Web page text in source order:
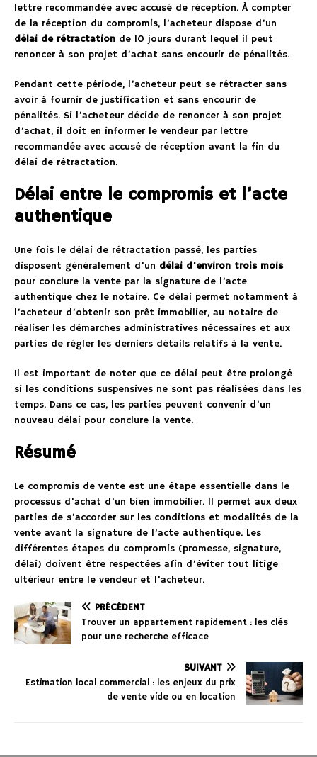
lettre recommandée avec accusé de réception. À compter
de la réception du compromis, l’acheteur dispose d’un
délai de rétractation de 10 jours durant lequel il peut
renoncer à son projet d’achat sans encourir de pénalités.
Pendant cette période, l’acheteur peut se rétracter sans
avoir à fournir de justification et sans encourir de
pénalités. Si l’acheteur décide de renoncer à son projet
d’achat, il doit en informer le vendeur par lettre
recommandée avec accusé de réception avant la fin du
délai de rétractation.
Délai entre le compromis et l’acte
authentique
Une fois le délai de rétractation passé, les parties
disposent généralement d’un délai d’environ trois mois
pour conclure la vente par la signature de l’acte
authentique chez le notaire. Ce délai permet notamment à
l’acheteur d’obtenir son prêt immobilier, au notaire de
réaliser les démarches administratives nécessaires et aux
parties de régler les derniers détails relatifs à la vente.
Il est important de noter que ce délai peut être prolongé
si les conditions suspensives ne sont pas réalisées dans les
temps. Dans ce cas, les parties peuvent convenir d’un
nouveau délai pour conclure la vente.
Résumé
Le compromis de vente est une étape essentielle dans le
processus d’achat d’un bien immobilier. Il permet aux deux
parties de s’accorder sur les conditions et modalités de la
vente avant la signature de l’acte authentique. Les
différentes étapes du compromis (promesse, signature,
délai) doivent être respectées afin d’éviter tout litige
ultérieur entre le vendeur et l’acheteur.
PRÉCÉDENT
Trouver un appartement rapidement : les clés
pour une recherche efficace
SUIVANT
Estimation local commercial : les enjeux du prix
de vente vide ou en location